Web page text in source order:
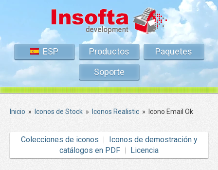
ESP Productos
Paquetes
Soporte
Inicio » Iconos de Stock » Iconos Realistic » Icono Email Ok
Colecciones de iconos
Iconos de demostración y
catálogos en PDF
Licencia